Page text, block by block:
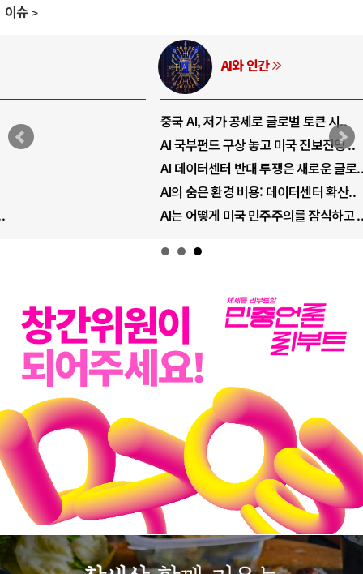
이슈
중국 AI, 저가 공세로 글로벌 토큰 시..
AI 국부펀드 구상 놓고 미국 진보진영 ..
AI 데이터센터 반대 투쟁은 새로운 글로..
AI의 숨은 환경 비용: 데이터센터 확산..
AI는 어떻게 미국 민주주의를 잠식하고 ..